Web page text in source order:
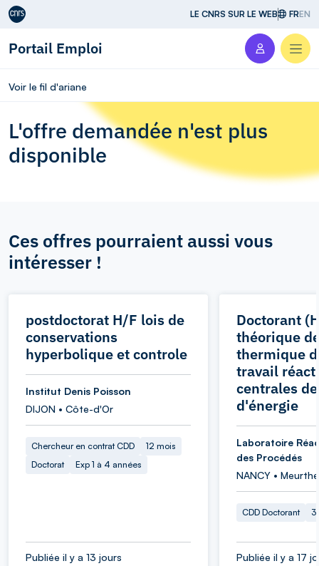
Aller au contenu LE CNRS SUR LE WEB FREN
Portail Emploi
Voir le fil d'ariane
L'offre demandée n'est plus
disponible
Ces offres pourraient aussi vous
intéresser !
postdoctorat H/F lois de
conservations
hyperbolique et controle
Institut Denis Poisson
DIJON • Côte-d'Or
Chercheur en contrat CDD
12 mois
Doctorat
Exp 1 à 4 années
Publiée il y a 13 jours
Doctorant
théorique
thermique
travail
centrales
d'énergie
Laboratoire
des Procédés
NANCY •
CDD Doctorant
Publiée il y a 17